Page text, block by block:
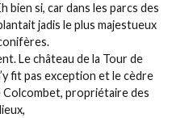
bien si, car dans les parcs des
jadis le plus majestueux
Le château de la Tour de
fit pas exception et le cèdre
Colcombet, propriétaire des
lieux,